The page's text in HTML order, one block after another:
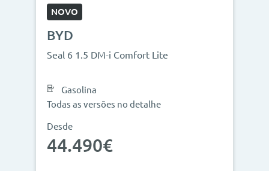
NOVO
BYD
Seal 6 1.5 DM-i Comfort Lite
Gasolina
Todas as versões no detalhe
Desde
44.490€